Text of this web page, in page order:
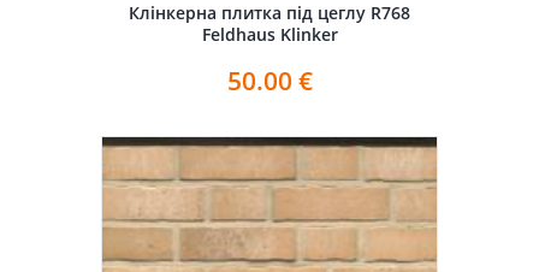
Клінкерна плитка під цеглу R768
Feldhaus Klinker
50.00 €